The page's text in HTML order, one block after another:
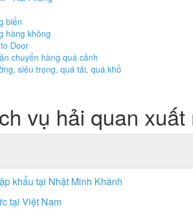
biển
hàng không
Door
chuyển hàng quá cảnh
siêu trọng, quá tải, quá khổ
vụ hải quan
khẩu tại Nhật Minh Khánh
tại Việt Nam